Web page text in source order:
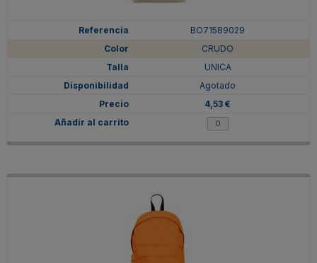
BO71589029
CRUDO
UNICA
Agotado
4,53 €